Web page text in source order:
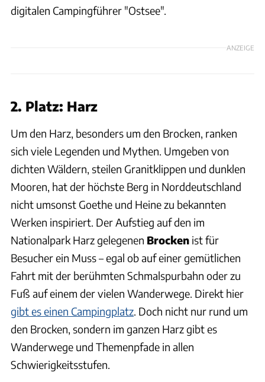
digitalen Campingführer "Ostsee".
ANZEIGE
2. Platz: Harz
Um den Harz, besonders um den Brocken, ranken
sich viele Legenden und Mythen. Umgeben von
dichten Wäldern, steilen Granitklippen und dunklen
Mooren, hat der höchste Berg in Norddeutschland
nicht umsonst Goethe und Heine zu bekannten
Werken inspiriert. Der Aufstieg auf den im
Nationalpark Harz gelegenen Brocken ist für
Besucher ein Muss – egal ob auf einer gemütlichen
Fahrt mit der berühmten Schmalspurbahn oder zu
Fuß auf einem der vielen Wanderwege. Direkt hier
gibt es einen Campingplatz. Doch nicht nur rund um
den Brocken, sondern im ganzen Harz gibt es
Wanderwege und Themenpfade in allen
Schwierigkeitsstufen.